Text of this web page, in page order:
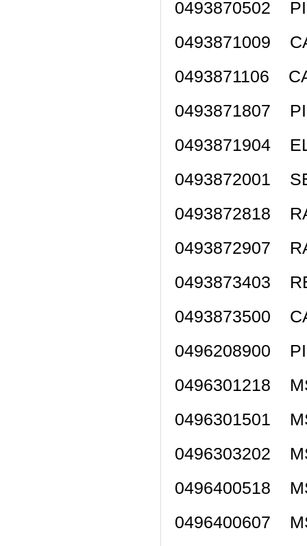
0493870502
0493871009
0493871106
0493871807
0493871904
0493872001
0493872818
0493872907
0493873403
0493873500
0496208900
0496301218
0496301501
0496303202
0496400518
0496400607